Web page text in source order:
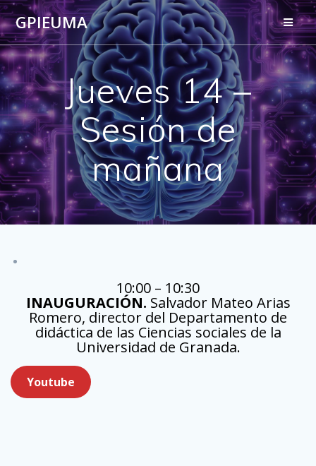
Saltar
al
contenido
GPIEUMA
Jueves 14 –
Sesión de
mañana
10:00 – 10:30
INAUGURACIÓN. Salvador Mateo Arias
Romero, director del Departamento de
didáctica de las Ciencias sociales de la
Universidad de Granada.
Youtube